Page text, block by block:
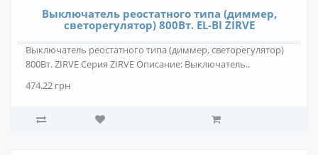
Выключатель реостатного типа (диммер,
светорегулятор) 800Вт. EL-BI ZIRVE
Выключатель реостатного типа (диммер, светорегулятор)
800Вт. ZIRVE Серия ZIRVE Описание: Выключатель..
474.22 грн